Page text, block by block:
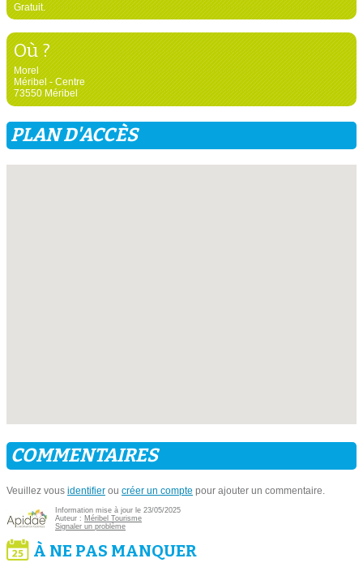
Gratuit.
Où ?
Morel
Méribel - Centre
73550 Méribel
PLAN D'ACCÈS
COMMENTAIRES
Veuillez vous identifier ou créer un compte pour ajouter un commentaire.
Information mise à jour le 23/05/2025
Auteur : Méribel Tourisme
Signaler un problème
À NE PAS MANQUER